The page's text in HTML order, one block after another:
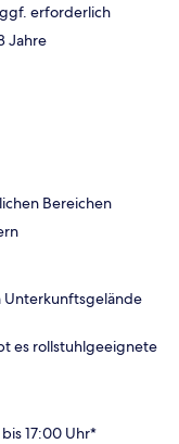
ggf. erforderlich
Jahre
Bereichen
Unterkunftsgelände
es rollstuhlgeeignete
17:00 Uhr*